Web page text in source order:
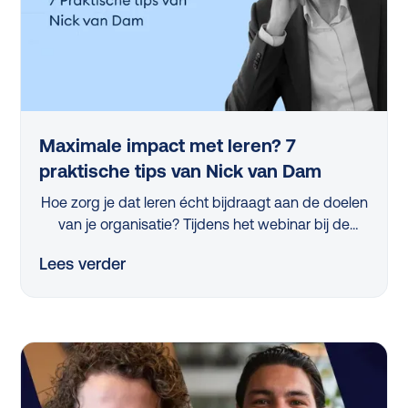
Maximale impact met leren? 7
praktische tips van Nick van Dam
Hoe zorg je dat leren écht bijdraagt aan de doelen
van je organisatie? Tijdens het webinar bij de
professor Nick van Dam 7 concrete tips die iedere
artikel vind je de belangrijkste inzichten op een rij.
Lees verder